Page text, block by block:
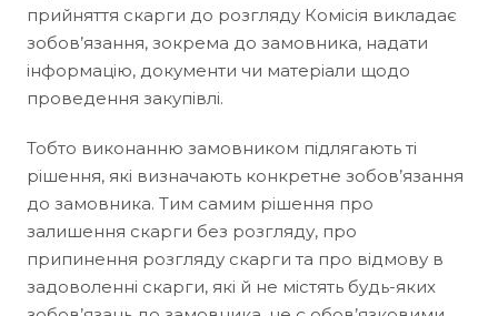
прийняття скарги до розгляду Комісія викладає
зобов’язання, зокрема до замовника, надати
інформацію, документи чи матеріали щодо
проведення закупівлі.
Тобто виконанню замовником підлягають ті
рішення, які визначають конкретне зобов’язання
до замовника. Тим самим рішення про
залишення скарги без розгляду, про
припинення розгляду скарги та про відмову в
задоволенні скарги, які й не містять будь-яких